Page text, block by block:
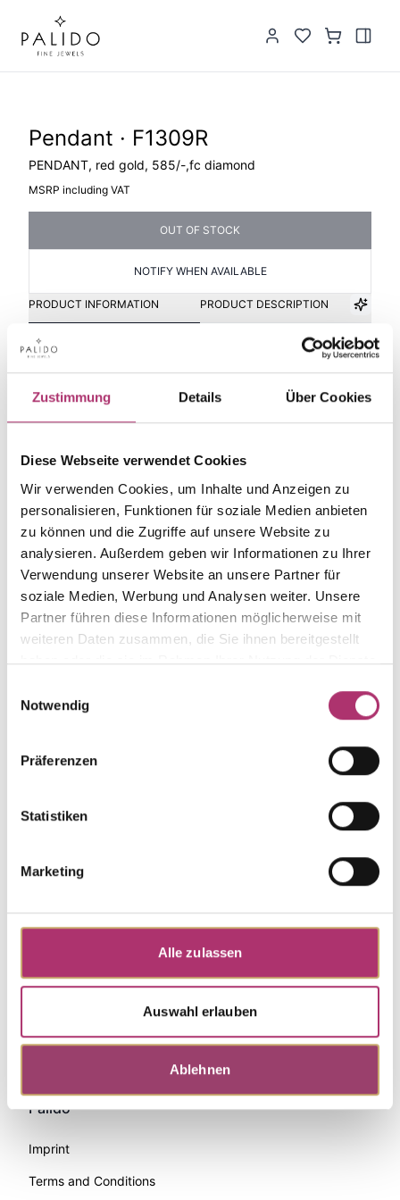
Zustimmung Details Über Cookies
Diese Webseite verwendet Cookies
Wir verwenden Cookies, um Inhalte und Anzeigen zu
personalisieren, Funktionen für soziale Medien anbieten
zu können und die Zugriffe auf unsere Website zu
analysieren. Außerdem geben wir Informationen zu Ihrer
Verwendung unserer Website an unsere Partner für
soziale Medien, Werbung und Analysen weiter. Unsere
Partner führen diese Informationen möglicherweise mit
weiteren Daten zusammen, die Sie ihnen bereitgestellt
haben oder die sie im Rahmen Ihrer Nutzung der Dienste
Notwendig
Präferenzen
Statistiken
Marketing
Alle zulassen
Auswahl erlauben
Ablehnen
Pendant · F1309R
PENDANT, red gold, 585/-,fc diamond
MSRP including VAT
OUT OF STOCK
NOTIFY WHEN AVAILABLE
PRODUCT INFORMATION PRODUCT DESCRIPTION
Item group
EAN
Metal Fineness
Metal Color
red gold
Alternative
-
Gem Color
white
Gem Type
Diamond
Gem
Zahlungsmethoden
Palido
Imprint
Terms and Conditions